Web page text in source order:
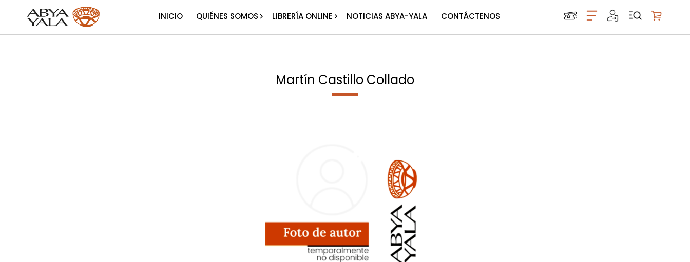
INICIO QUIÉNES SOMOS LIBRERÍA ONLINE NOTICIAS ABYA-YALA CONTÁCTENOS
Martín Castillo Collado